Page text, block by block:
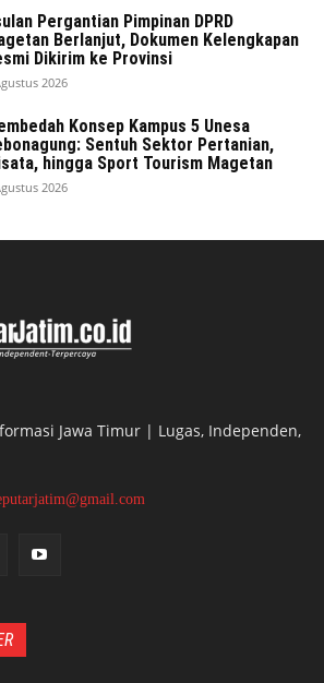
Pergantian Pimpinan DPRD
Berlanjut, Dokumen Kelengkapan
Dikirim ke Provinsi
2026
Konsep Kampus 5 Unesa
Sentuh Sektor Pertanian,
hingga Sport Tourism Magetan
2026
Jawa Timur | Lugas, Independen,